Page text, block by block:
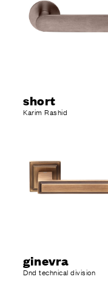
short
Karim Rashid
ginevra
Dnd technical division